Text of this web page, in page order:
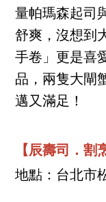
量帕瑪森起司
舒爽，沒想到
手卷」更是喜
品，兩隻大閘
邁又滿足！
【辰壽司．割
地點：台北市